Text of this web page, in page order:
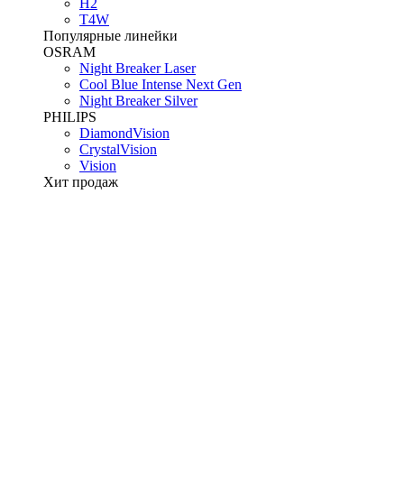
H2
T4W
Популярные линейки
OSRAM
Night Breaker Laser
Cool Blue Intense Next Gen
Night Breaker Silver
PHILIPS
DiamondVision
CrystalVision
Vision
Хит продаж